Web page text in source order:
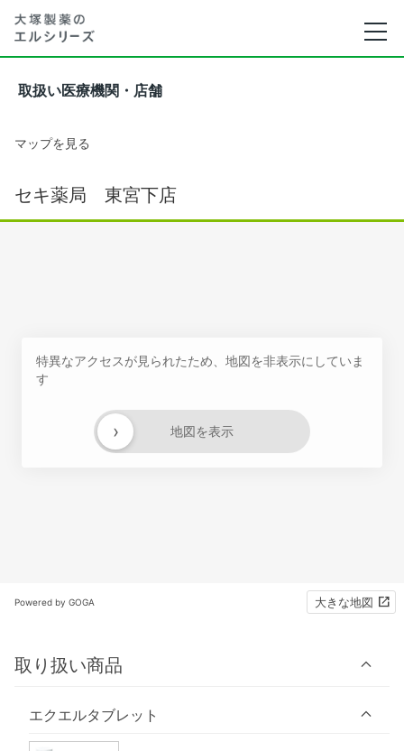
取扱い医療機関・店舗
マップを見る
セキ薬局 東宮下店
特異なアクセスが見られたため、地図を非表示にしていま
す
地図を表示
›
Powered by GOGA 大きな地図
取り扱い商品
エクエルタブレット